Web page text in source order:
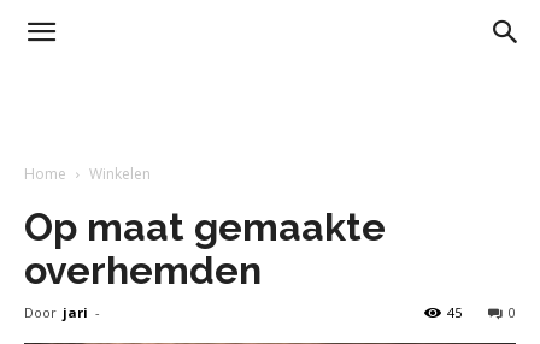
Home Winkelen
Op maat gemaakte
overhemden
Door jari - 0
45